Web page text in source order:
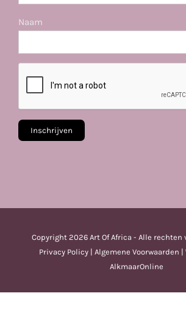
Naam
Copyright 2026 Art Of Africa - Alle rechten
Privacy Policy | Algemene Voorwaarden |
AlkmaarOnline